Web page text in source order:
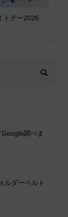
トデー2026
調べま
ダーベルト